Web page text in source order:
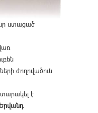
ստացած
ժողովածուն
է
Երվանդ